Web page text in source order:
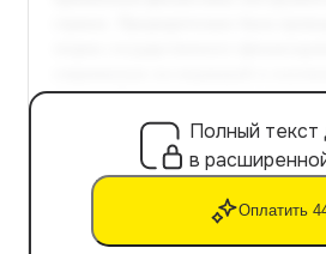
Полный текст
в
Оплатить